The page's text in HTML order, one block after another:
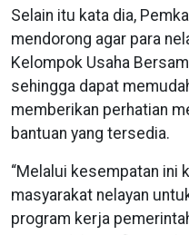
Selain itu kata dia,
mendorong agar para
Kelompok Usaha
sehingga dapat
memberikan perhatian
bantuan yang tersedia.
“Melalui kesempatan ini
masyarakat nelayan
program kerja